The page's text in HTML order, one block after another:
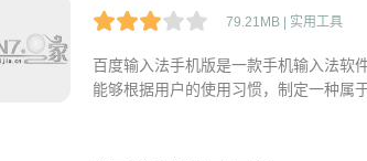
79.21MB | 实用工具
百度输入法手机版是一款手机输入法软
能够根据用户的使用习惯，制定一种属